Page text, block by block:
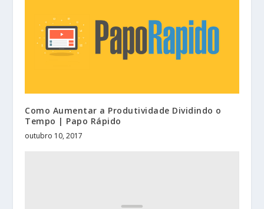
Como Aumentar a Produtividade Dividindo o
Tempo | Papo Rápido
outubro 10, 2017